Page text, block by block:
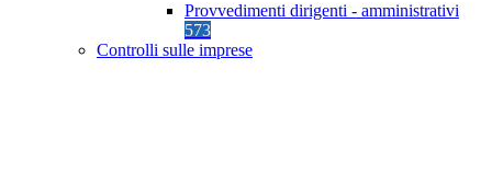
Provvedimenti dirigenti - amministrativi
573
Controlli sulle imprese